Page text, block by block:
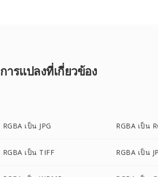
การแปลงที่เกี่ยวข้อง
RGBA เป็น JPG RGBA เป็น
RGBA เป็น TIFF RGBA เป็น